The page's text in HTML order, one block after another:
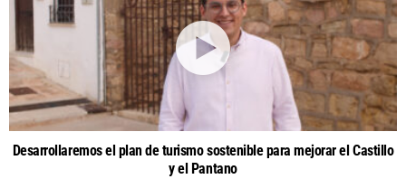
Desarrollaremos el plan de turismo sostenible para mejorar el Castillo
y el Pantano